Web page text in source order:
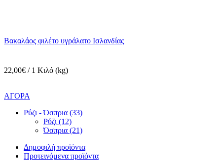
Βακαλάος φιλέτο υγράλατο Ισλανδίας
22,00€ / 1 Κιλό (kg)
ΑΓΟΡΑ
Ρύζι - Όσπρια (33)
Ρύζι (12)
Όσπρια (21)
Δημοφιλή προϊόντα
Προτεινόμενα προϊόντα